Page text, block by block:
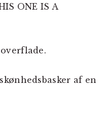
ONE IS A
af en